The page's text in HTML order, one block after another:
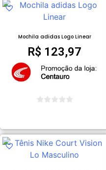
Mochila adidas Logo Linear
R$ 123,97